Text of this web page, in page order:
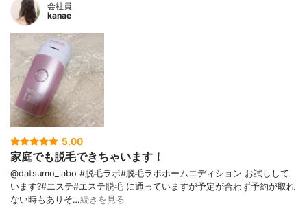
会社員
kanae
5.00
家庭でも脱毛できちゃいます！
@datsumo_labo #脱毛ラボ#脱毛ラボホームエディション お試しして
います?#エステ#エステ脱毛 に通っていますが予定が合わず予約が取れ
ない時もありそ…続きを見る